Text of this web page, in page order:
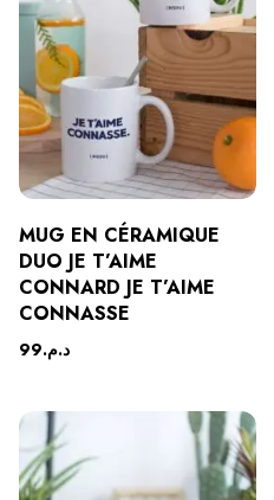
MUG EN CÉRAMIQUE
DUO JE T’AIME
CONNARD JE T’AIME
CONNASSE
د.م.99